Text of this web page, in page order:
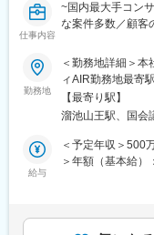
・チームとの共創
・実装フェーズに
■プロジェクト事例
・化粧品メーカ
ョン戦略立案及び
グロース支援
・小売業における
2015年から開始
仕事内容
~国内最大手コン
な案件多数／顧客
●資生堂、
●【全国フルリモ
は85％】と働き方◎
■Song部門につい
顧客体験価値向
く“どうしたら新
勤務地
＜勤務地詳細＞
ィAIR勤務地最寄
動喫煙対策：屋
モートワーク含む
【最寄り駅】
溜池山王駅、国会
給与
＜予定年収＞500
＞年額（基本給
給・住宅手当 等